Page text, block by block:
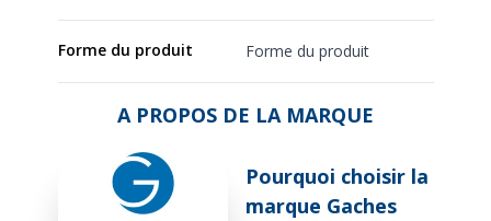
Forme du produit Forme du produit
A PROPOS DE LA MARQUE
Pourquoi choisir la
marque Gaches